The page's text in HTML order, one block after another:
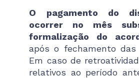
O pagamento do
ocorrer no mês
formalização do
após o fechamento das
Em caso de
relativos ao período